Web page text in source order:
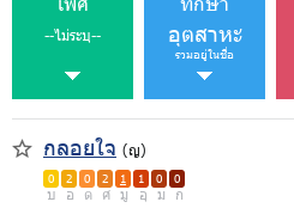
--ไม่ระบุ-- อุตสาหะ
รวมอยู่ในชื่อ
กลอยใจ (ญ)
0 2 0 2 1 1 0 0
บ อ ด ศ มู อุ ม ก